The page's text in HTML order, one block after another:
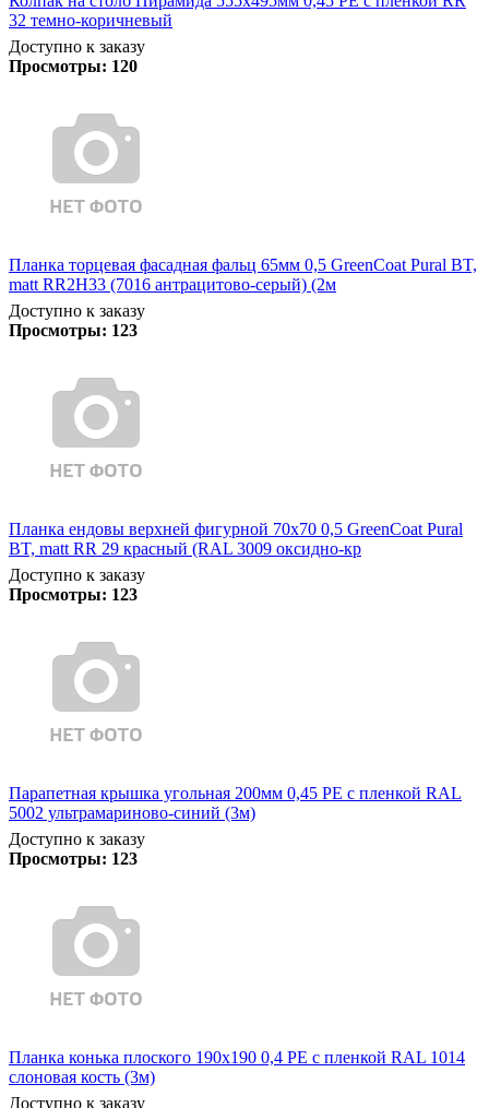
32 темно-коричневый
Доступно к заказу
Просмотры: 120
Планка торцевая фасадная фальц 65мм 0,5 GreenCoat Pural BT,
matt RR2H33 (7016 антрацитово-серый) (2м
Доступно к заказу
Просмотры: 123
Планка ендовы верхней фигурной 70x70 0,5 GreenCoat Pural
BT, matt RR 29 красный (RAL 3009 оксидно-кр
Доступно к заказу
Просмотры: 123
Парапетная крышка угольная 200мм 0,45 PE с пленкой RAL
5002 ультрамариново-синий (3м)
Доступно к заказу
Просмотры: 123
Планка конька плоского 190х190 0,4 PE с пленкой RAL 1014
слоновая кость (3м)
Доступно к заказу